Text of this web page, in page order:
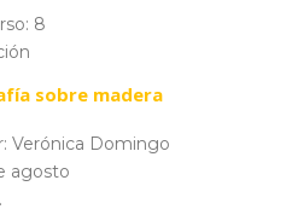
8
sobre madera
Verónica Domingo
agosto